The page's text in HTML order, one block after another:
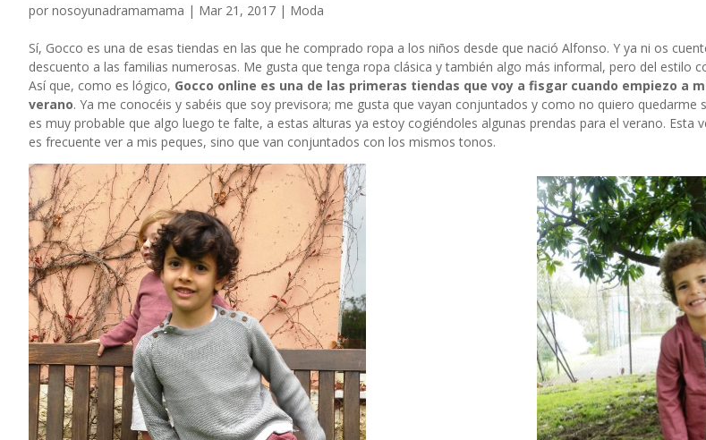
por nosoyunadramamama | Mar 21, 2017 | Moda
Sí, Gocco es una de esas tiendas en las que he comprado ropa a los niños desde que nació Alfonso. Y ya ni os
descuento a las familias numerosas. Me gusta que tenga ropa clásica y también algo más informal, pero del estilo
Así que, como es lógico, Gocco online es una de las primeras tiendas que voy a fisgar cuando empiezo a
verano. Ya me conocéis y sabéis que soy previsora; me gusta que vayan conjuntados y como no quiero quedarme
es muy probable que algo luego te falte, a estas alturas ya estoy cogiéndoles algunas prendas para el verano. Esta
es frecuente ver a mis peques, sino que van conjuntados con los mismos tonos.